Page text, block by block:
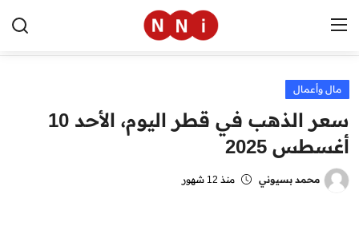
الرئيسية
اخبار مصر
العالم
مال وأعمال
سعر الذهب في قطر اليوم، الأحد 10
أغسطس 2025
محمد بسيوني منذ 12 شهور